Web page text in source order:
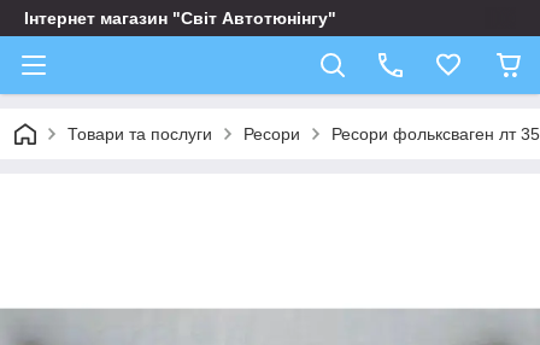
Інтернет магазин "Світ Автотюнінгу"
Товари та послуги Ресори Ресори фольксваген лт